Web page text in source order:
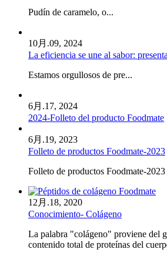
Pudín de caramelo, o...
10月.09, 2024
La eficiencia se une al sabor:
Estamos orgullosos de pre...
6月.17, 2024
2024-Folleto del producto Foodmate
6月.19, 2023
Folleto de productos Foodmate-2023
Folleto de productos Foodmate-2023
12月.18, 2020
Conocimiento- Colágeno
La palabra "colágeno" proviene del
contenido total de proteínas del